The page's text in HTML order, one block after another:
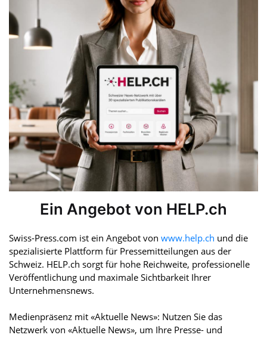
Ein Angebot von HELP.ch
Swiss-Press.com ist ein Angebot von www.help.ch und die
spezialisierte Plattform für Pressemitteilungen aus der
Schweiz. HELP.ch sorgt für hohe Reichweite, professionelle
Veröffentlichung und maximale Sichtbarkeit Ihrer
Unternehmensnews.
Medienpräsenz mit «Aktuelle News»: Nutzen Sie das
Netzwerk von «Aktuelle News», um Ihre Presse- und